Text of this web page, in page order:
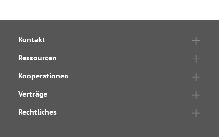
Kontakt
Ressourcen
Kooperationen
Verträge
Rechtliches